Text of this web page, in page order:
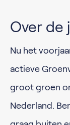
Over de
Nu het
actieve
groot groen
Nederland.